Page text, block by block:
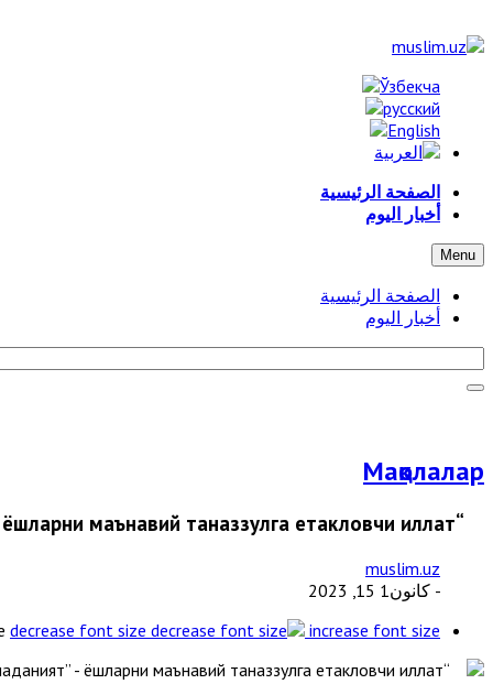
الصفحة الرئيسية
أخبار اليوم
Menu
الصفحة الرئيسية
أخبار اليوم
Мақолалар
“Оломонча маданият” - ёшларни маънавий таназзулга етакловчи иллат.
muslim.uz
- كانون1 15, 2023
decrease font size increase font size